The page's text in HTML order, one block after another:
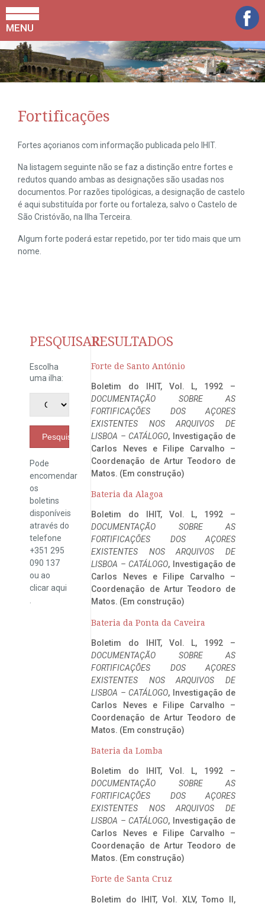
MENU
Fortificações
Fortes açorianos com informação publicada pelo IHIT.
Na listagem seguinte não se faz a distinção entre fortes e
redutos quando ambas as designações são usadas nos
documentos. Por razões tipológicas, a designação de castelo
é aqui substituída por forte ou fortaleza, salvo o Castelo de
São Cristóvão, na Ilha Terceira.
Algum forte poderá estar repetido, por ter tido mais que um
nome.
PESQUISAR
Escolha
uma ilha:
Pesquisar
Pode
encomendar
os
boletins
disponíveis
através do
telefone
+351 295
090 137
ou ao
clicaraqui
RESULTADOS
Forte de Santo António
Boletim do IHIT, Vol. L, 1992 –
DOCUMENTAÇÃO SOBRE AS
FORTIFICAÇÕES DOS AÇORES
EXISTENTES NOS ARQUIVOS DE
LISBOA – CATÁLOGO, Investigação de
Carlos Neves e Filipe Carvalho –
Coordenação de Artur Teodoro de
Matos. (Em construção)
Bateria da Alagoa
Boletim do IHIT, Vol. L, 1992 –
DOCUMENTAÇÃO SOBRE AS
FORTIFICAÇÕES DOS AÇORES
EXISTENTES NOS ARQUIVOS DE
LISBOA – CATÁLOGO, Investigação de
Carlos Neves e Filipe Carvalho –
Coordenação de Artur Teodoro de
Matos. (Em construção)
Bateria da Ponta da Caveira
Boletim do IHIT, Vol. L, 1992 –
DOCUMENTAÇÃO SOBRE AS
FORTIFICAÇÕES DOS AÇORES
EXISTENTES NOS ARQUIVOS DE
LISBOA – CATÁLOGO, Investigação de
Carlos Neves e Filipe Carvalho –
Coordenação de Artur Teodoro de
Matos. (Em construção)
Bateria da Lomba
Boletim do IHIT, Vol. L, 1992 –
DOCUMENTAÇÃO SOBRE AS
FORTIFICAÇÕES DOS AÇORES
EXISTENTES NOS ARQUIVOS DE
LISBOA – CATÁLOGO, Investigação de
Carlos Neves e Filipe Carvalho –
Coordenação de Artur Teodoro de
Matos. (Em construção)
Forte de Santa Cruz
Boletim do IHIT, Vol. XLV, Tomo II,